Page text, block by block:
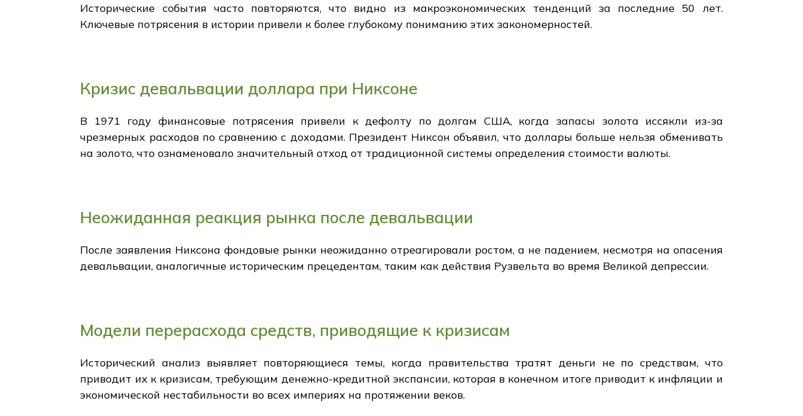
Исторические события часто повторяются, что видно из макроэкономических тенденций за последние 50 лет.
Ключевые потрясения в истории привели к более глубокому пониманию этих закономерностей.
Кризис девальвации доллара при Никсоне
В 1971 году финансовые потрясения привели к дефолту по долгам США, когда запасы золота иссякли из-за
чрезмерных расходов по сравнению с доходами. Президент Никсон объявил, что доллары больше нельзя обменивать
на золото, что ознаменовало значительный отход от традиционной системы определения стоимости валюты.
Неожиданная реакция рынка после девальвации
После заявления Никсона фондовые рынки неожиданно отреагировали ростом, а не падением, несмотря на опасения
девальвации, аналогичные историческим прецедентам, таким как действия Рузвельта во время Великой депрессии.
Модели перерасхода средств, приводящие к кризисам
Исторический анализ выявляет повторяющиеся темы, когда правительства тратят деньги не по средствам, что
приводит их к кризисам, требующим денежно-кредитной экспансии, которая в конечном итоге приводит к инфляции и
экономической нестабильности во всех империях на протяжении веков.